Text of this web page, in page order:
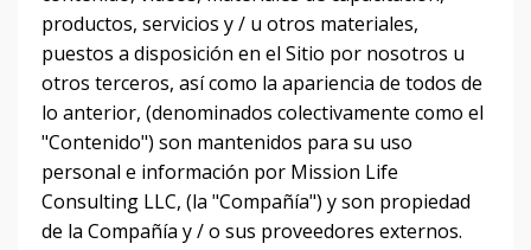
productos, servicios y / u otros materiales,
puestos a disposición en el Sitio por nosotros u
otros terceros, así como la apariencia de todos de
lo anterior, (denominados colectivamente como el
"Contenido") son mantenidos para su uso
personal e información por Mission Life
Consulting LLC, (la "Compañía") y son propiedad
de la Compañía y / o sus proveedores externos.